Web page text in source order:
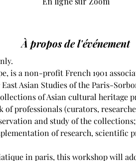
À propos de l'événement
is a non-profit French 1901
Asian Studies of the Paris-
of Asian cultural heritage
professionals (curators,
and study of the
of research, scientific
in paris, this workshop will